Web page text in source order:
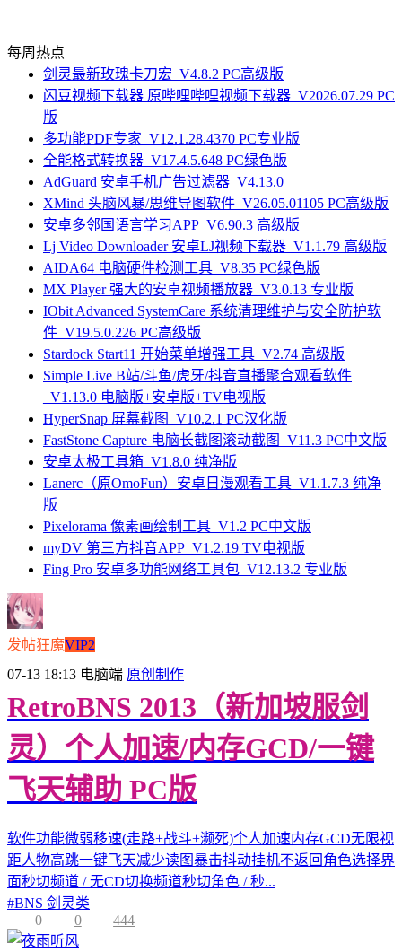
每周热点
剑灵最新玫瑰卡刀宏_V4.8.2 PC高级版
闪豆视频下载器 原哔哩哔哩视频下载器_V2026.07.29 PC
版
多功能PDF专家_V12.1.28.4370 PC专业版
全能格式转换器_V17.4.5.648 PC绿色版
AdGuard 安卓手机广告过滤器_V4.13.0
XMind 头脑风暴/思维导图软件_V26.05.01105 PC高级版
安卓多邻国语言学习APP_V6.90.3 高级版
Lj Video Downloader 安卓LJ视频下载器_V1.1.79 高级版
AIDA64 电脑硬件检测工具_V8.35 PC绿色版
MX Player 强大的安卓视频播放器_V3.0.13 专业版
IObit Advanced SystemCare 系统清理维护与安全防护软
件_V19.5.0.226 PC高级版
Stardock Start11 开始菜单增强工具_V2.74 高级版
Simple Live B站/斗鱼/虎牙/抖音直播聚合观看软件
_V1.13.0 电脑版+安卓版+TV电视版
HyperSnap 屏幕截图_V10.2.1 PC汉化版
FastStone Capture 电脑长截图滚动截图_V11.3 PC中文版
安卓太极工具箱_V1.8.0 纯净版
Lanerc（原OmoFun）安卓日漫观看工具_V1.1.7.3 纯净
版
Pixelorama 像素画绘制工具_V1.2 PC中文版
myDV 第三方抖音APP_V1.2.19 TV电视版
Fing Pro 安卓多功能网络工具包_V12.13.2 专业版
发帖狂魔VIP2
07-13 18:13 电脑端 原创制作
RetroBNS 2013（新加坡服剑
灵）个人加速/内存GCD/一键
飞天辅助 PC版
软件功能微弱移速(走路+战斗+濒死)个人加速内存GCD无限视
距人物高跳一键飞天减少读图暴击抖动挂机不返回角色选择界
面秒切频道 / 无CD切换频道秒切角色 / 秒...
#BNS 剑灵类
0
0 444